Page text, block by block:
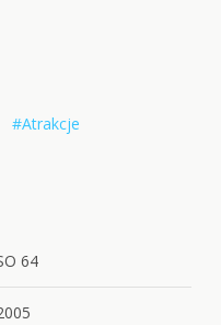
#Atrakcje
64